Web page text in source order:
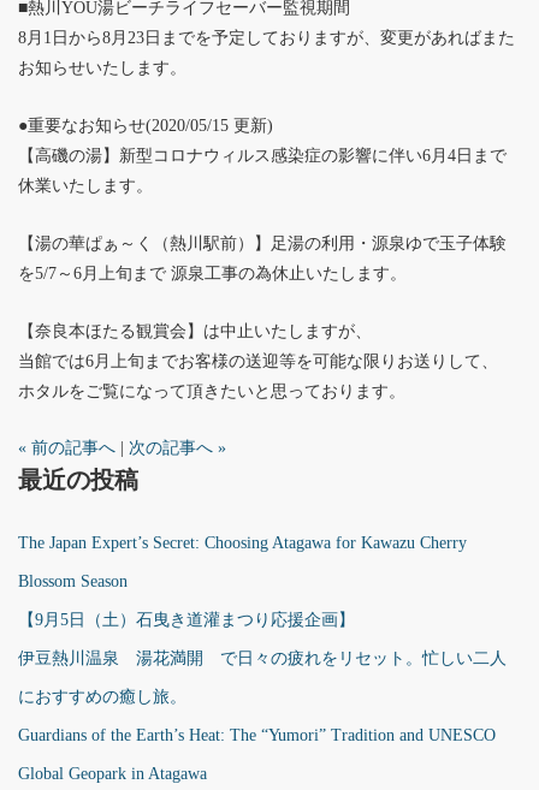
■熱川YOU湯ビーチライフセーバー監視期間
8月1日から8月23日までを予定しておりますが、変更があればまた
お知らせいたします。
●重要なお知らせ(2020/05/15 更新)
【高磯の湯】新型コロナウィルス感染症の影響に伴い6月4日まで
休業いたします。
【湯の華ぱぁ～く（熱川駅前）】足湯の利用・源泉ゆで玉子体験
を5/7～6月上旬まで 源泉工事の為休止いたします。
【奈良本ほたる観賞会】は中止いたしますが、
当館では6月上旬までお客様の送迎等を可能な限りお送りして、
ホタルをご覧になって頂きたいと思っております。
« 前の記事へ 次の記事へ »
最近の投稿
The Japan Expert’s Secret: Choosing Atagawa for Kawazu Cherry
Blossom Season
【9月5日（土）石曳き道灌まつり応援企画】
伊豆熱川温泉 湯花満開 で日々の疲れをリセット。忙しい二人
におすすめの癒し旅。
Guardians of the Earth’s Heat: The “Yumori” Tradition and UNESCO
Global Geopark in Atagawa